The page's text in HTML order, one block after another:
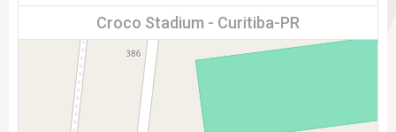
Croco Stadium - Curitiba-PR